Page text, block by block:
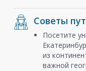
Советы
Посетите
из
важной